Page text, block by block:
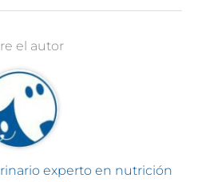
el autor
experto en nutrición